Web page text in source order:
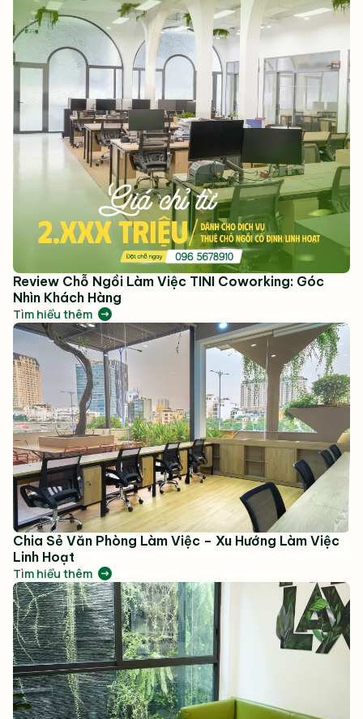
Review Chỗ Ngồi Làm Việc TINI Coworking: Góc
Nhìn Khách Hàng
Tìm hiểu thêm
Chia Sẻ Văn Phòng Làm Việc – Xu Hướng Làm Việc
Linh Hoạt
Tìm hiểu thêm